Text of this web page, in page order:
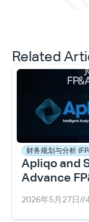
Related
财务规划与分析
Apliqo and
Advance
2026年5月27日//